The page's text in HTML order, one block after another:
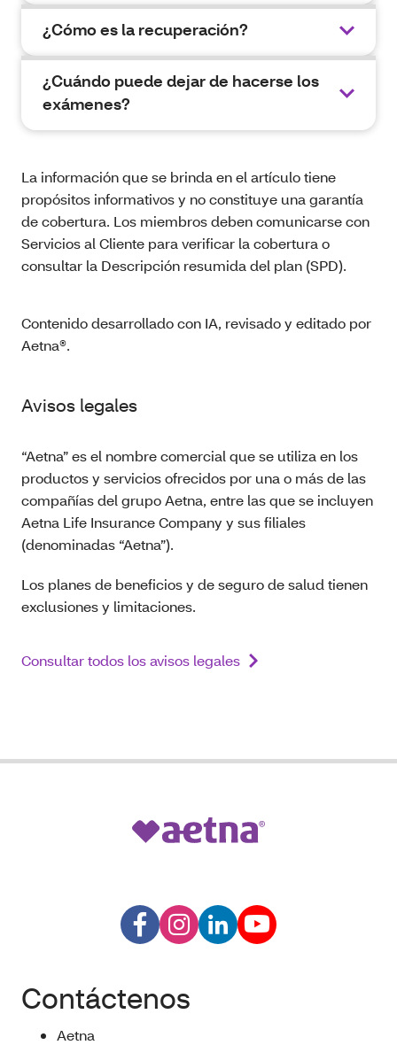
¿Cómo es la recuperación?
¿Cuándo puede dejar de hacerse los
exámenes?
La información que se brinda en el artículo tiene
propósitos informativos y no constituye una garantía
de cobertura. Los miembros deben comunicarse con
Servicios al Cliente para verificar la cobertura o
consultar la Descripción resumida del plan (SPD).
Contenido desarrollado con IA, revisado y editado por
Aetna®.
Avisos legales
“Aetna” es el nombre comercial que se utiliza en los
productos y servicios ofrecidos por una o más de las
compañías del grupo Aetna, entre las que se incluyen
Aetna Life Insurance Company y sus filiales
(denominadas “Aetna”).
Los planes de beneficios y de seguro de salud tienen
exclusiones y limitaciones.
Consultar todos los avisos legales
Contáctenos
Aetna